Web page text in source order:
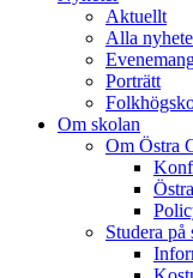
Aktuellt
Alla
Porträtt
Om skolan
Om Östra
Studera på